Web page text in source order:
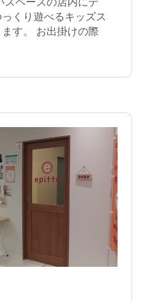
くり遊べるキッズス
す。 お出掛けの際